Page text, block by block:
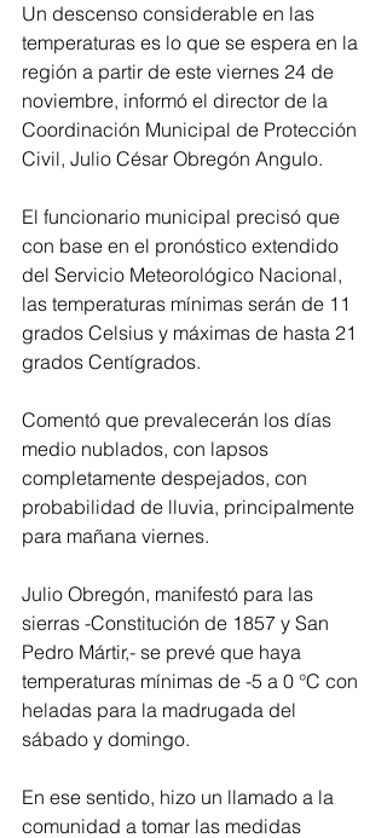
Un descenso considerable en las
temperaturas es lo que se espera en la
región a partir de este viernes 24 de
noviembre, informó el director de la
Coordinación Municipal de Protección
Civil, Julio César Obregón Angulo.
El funcionario municipal precisó que
con base en el pronóstico extendido
del Servicio Meteorológico Nacional,
las temperaturas mínimas serán de 11
grados Celsius y máximas de hasta 21
grados Centígrados.
Comentó que prevalecerán los días
medio nublados, con lapsos
completamente despejados, con
probabilidad de lluvia, principalmente
para mañana viernes.
Julio Obregón, manifestó para las
sierras -Constitución de 1857 y San
Pedro Mártir,- se prevé que haya
temperaturas mínimas de -5 a 0 °C con
heladas para la madrugada del
sábado y domingo.
En ese sentido, hizo un llamado a la
comunidad a tomar las medidas